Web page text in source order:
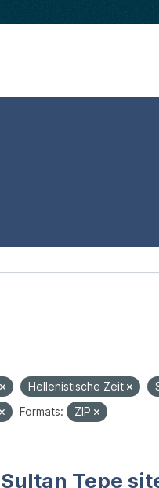
Hellenistische Zeit
Formats: ZIP
Sultan Tepe